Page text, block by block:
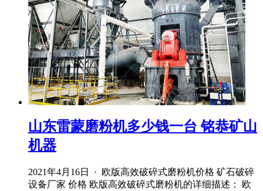
山东雷蒙磨粉机多少钱一台 铭恭矿山
机器
2021年4月16日 · 欧版高效破碎式磨粉机价格 矿石破碎
设备厂家 价格 欧版高效破碎式磨粉机的详细描述： 欧